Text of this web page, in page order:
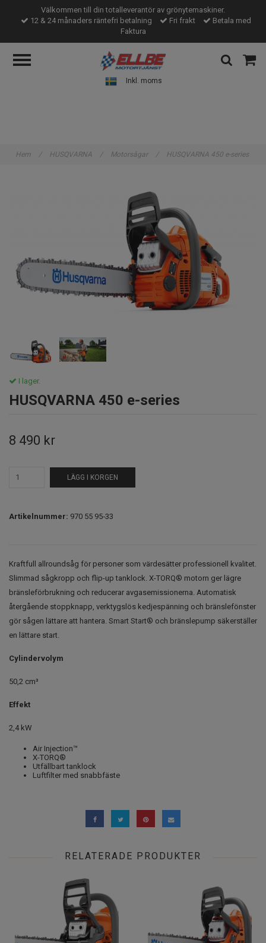
Välkommen till din totalleverantör av grönytemaskiner.
12 & 24 månaders räntefri betalning
Fri frakt
Betala med
Faktura
Inkl. moms
Hem / HUSQVARNA / Motorsågar / HUSQVARNA 450 e-series
I lager.
HUSQVARNA 450 e-series
8 490 kr
LÄGG I KORGEN
Artikelnummer: 970 55 95‑33
Kraftfull allroundsåg för personer som värdesätter professionell kvalitet.
Slimmad sågkropp och flip-up tanklock. X-TORQ® motorn ger lägre
bränsleförbrukning och reducerar avgasemissionerna. Automatisk
återgående stoppknapp, verktygslös kedjespänning och bränslefönster
gör sågen lättare att hantera. Smart Start® och bränslepump säkerställer
en lättare start.
Cylindervolym
50,2 cm³
Effekt
2,4 kW
Air Injection™
X-TORQ®
Utfällbart tanklock
Luftfilter med snabbfäste
RELATERADE PRODUKTER